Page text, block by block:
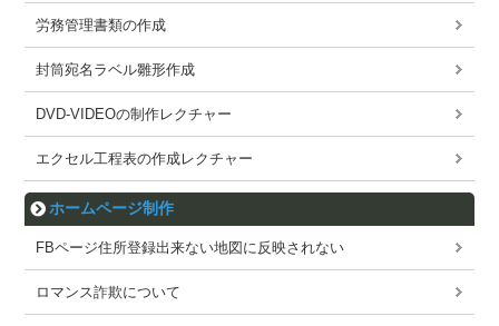
労務管理書類の作成
封筒宛名ラベル雛形作成
DVD-VIDEOの制作レクチャー
エクセル工程表の作成レクチャー
ホームページ制作
FBページ住所登録出来ない地図に反映されない
ロマンス詐欺について